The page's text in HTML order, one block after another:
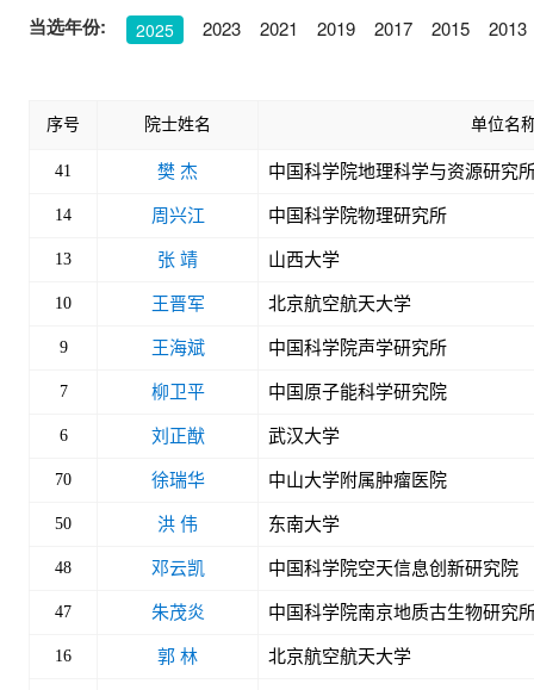
当选年份: 2025 2023 2021 2019 2017 2015 2013
序号 院士姓名 单位名
41 樊 杰 中国科学院地理科学与资源研究
14 周兴江 中国科学院物理研究所
13 张 靖 山西大学
10 王晋军 北京航空航天大学
9 王海斌 中国科学院声学研究所
7 柳卫平 中国原子能科学研究院
6 刘正猷 武汉大学
70 徐瑞华 中山大学附属肿瘤医院
50 洪 伟 东南大学
48 邓云凯 中国科学院空天信息创新研究院
47 朱茂炎 中国科学院南京地质古生物研究
16 郭 林 北京航空航天大学